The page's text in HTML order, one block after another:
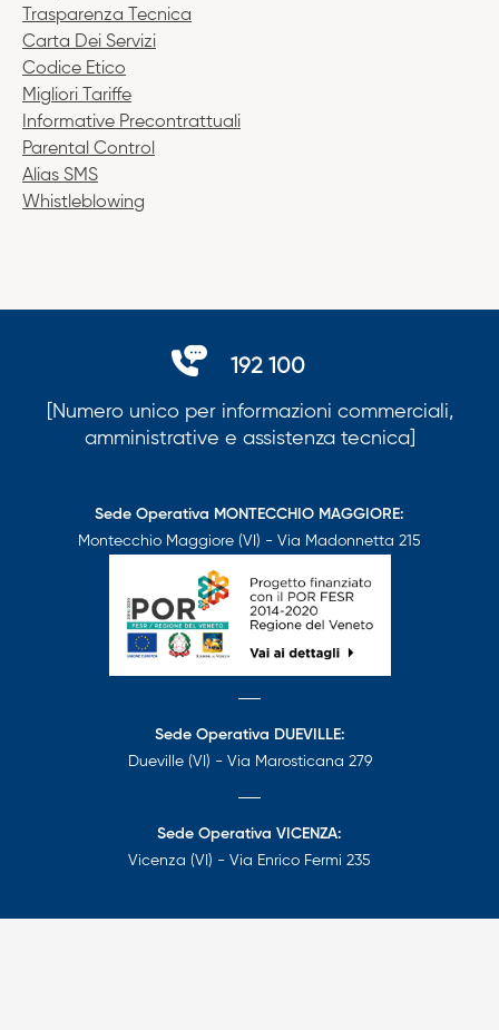
Trasparenza Tecnica
Carta Dei Servizi
Codice Etico
Migliori Tariffe
Informative Precontrattuali
Parental Control
Alias SMS
Whistleblowing
192 100
[Numero unico per informazioni commerciali,
amministrative e assistenza tecnica]
Sede Operativa MONTECCHIO MAGGIORE:
Montecchio Maggiore (VI) - Via Madonnetta 215
Sede Operativa DUEVILLE:
Dueville (VI) - Via Marosticana 279
Sede Operativa VICENZA:
Vicenza (VI) - Via Enrico Fermi 235